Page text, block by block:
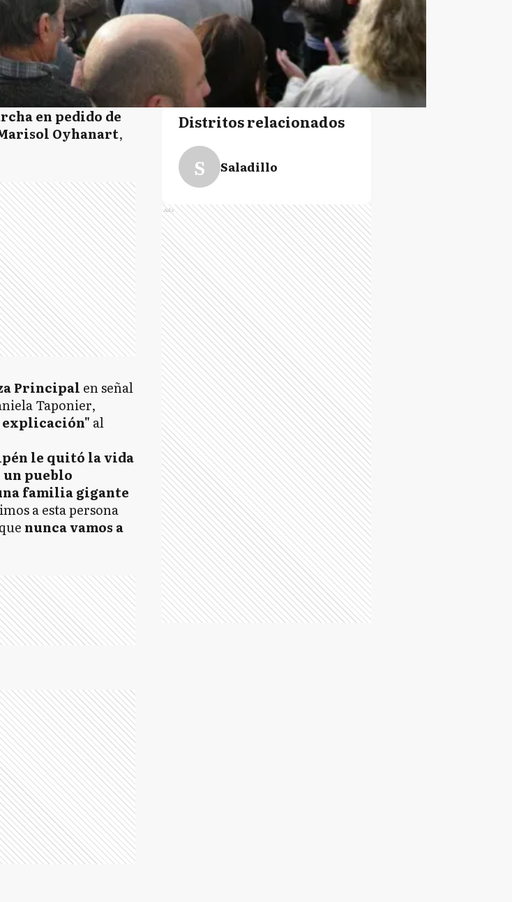
en pedido de
Oyhanart,
Principal en señal
Taponier,
al
le quitó la vida
pueblo
familia gigante
a esta persona
nunca vamos a
Distritos relacionados
S Saladillo
Ads